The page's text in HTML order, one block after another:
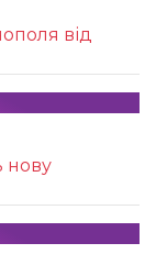
від
нову